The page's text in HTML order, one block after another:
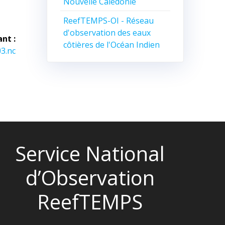
:
ReefTEMPS-OI - Réseau
d'observation des eaux
côtières de l'Océan Indien
Service National
d’Observation
ReefTEMPS